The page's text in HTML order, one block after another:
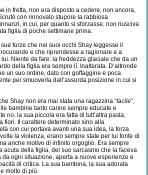
in fretta, non era disposto a cedere, non ancora,
con rinnovato stupore la rabbiosa
in cui, per quanto si sforzasse, non riusciva
figlia di poche settimane prima.
sue forze che nei suoi occhi Shay leggesse il
e che riprendesse a ragionare e a
Niente da fare: la freddezza glaciale che da un
della figlia era sempre lì. Inalterata. D’altronde
un suo ordine, dato con goffaggine e poca
per smuoverla dall’assurda posizione in cui si
Shay non era mai stata una ragazzina “facile”,
bambine tanto carine sempre educate e
no, la sua piccola era fatta di tutt’altra pasta,
fiori. Il carattere determinato sino alla
con cui portava avanti una sua idea, la forza
la violenza, erano sempre state per lui fonte di
anche motivo di infinito orgoglio. Era sempre
acuta della figlia, del suo sarcasmo che la faceva
da ogni situazione, aperta a nuove esperienze e
di critica. La sua bambina, la sua adorata
molto di più.